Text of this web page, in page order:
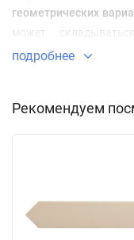
геометрических
может
графические паттерны.
подробнее
Рекомендуем